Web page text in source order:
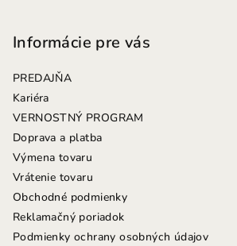
Informácie pre vás
PREDAJŇA
Kariéra
VERNOSTNÝ PROGRAM
Doprava a platba
Výmena tovaru
Vrátenie tovaru
Obchodné podmienky
Reklamačný poriadok
Podmienky ochrany osobných údajov